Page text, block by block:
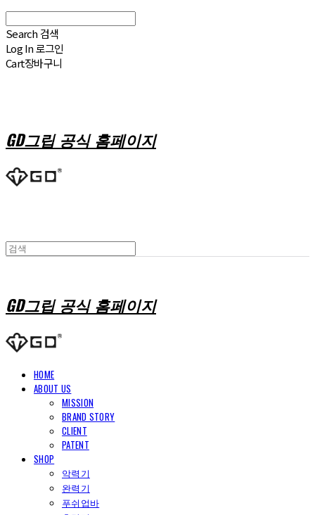
Search 검색
Log In로그인
Cart장바구니
GD그립 공식 홈페이지
GD그립 공식 홈페이지
HOME
ABOUT US
MISSION
BRAND STORY
CLIENT
PATENT
SHOP
악력기
완력기
푸쉬업바